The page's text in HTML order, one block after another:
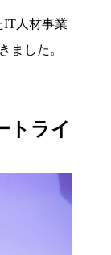
IT人材事業
ました。
トライ